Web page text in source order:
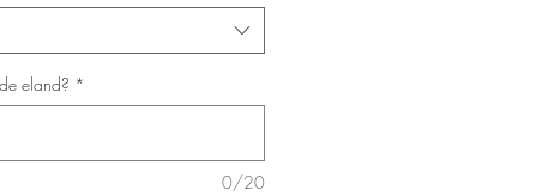
eland? *
0/20